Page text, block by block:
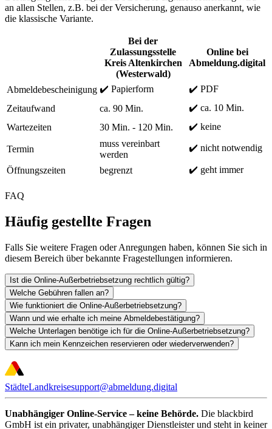
an allen Stellen, z.B. bei der Versicherung, genauso anerkannt, wie
die klassische Variante.
Bei der
Zulassungsstelle
Kreis Altenkirchen
(Westerwald)
Online bei
Abmeldung.digital
Abmeldebescheinigung ✔️ Papierform
✔️ PDF
Zeitaufwand
ca. 90 Min.
✔️ ca. 10 Min.
Wartezeiten
30 Min. - 120 Min. ✔️ keine
Termin
muss vereinbart
werden
✔️ nicht notwendig
Öffnungszeiten begrenzt ✔️ geht immer
FAQ
Häufig gestellte Fragen
Falls Sie weitere Fragen oder Anregungen haben, können Sie sich in
diesem Bereich über bekannte Fragestellungen informieren.
Ist die Online-Außerbetriebsetzung rechtlich gültig?
Welche Gebühren fallen an?
Wie funktioniert die Online-Außerbetriebsetzung?
Wann und wie erhalte ich meine Abmeldebestätigung?
Welche Unterlagen benötige ich für die Online-Außerbetriebsetzung?
Kann ich mein Kennzeichen reservieren oder wiederverwenden?
StädteLandkreisesupport@abmeldung.digital
Unabhängiger Online-Service – keine Behörde. Die blackbird
GmbH ist ein privater, unabhängiger Dienstleister und steht in keiner